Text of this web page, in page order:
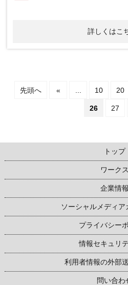
詳しくはこ
先頭へ « ... 10 20
26 27
トップ
ワークス
企業情報
ソーシャルメディア
プライバシー
情報セキュリ
利用者情報の外部
問い合わ